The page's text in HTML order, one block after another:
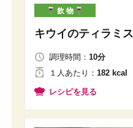
飲 物
キウイのティラミ
調理時間： 10分
１人 あたり ： 182 kcal
レシピを見る